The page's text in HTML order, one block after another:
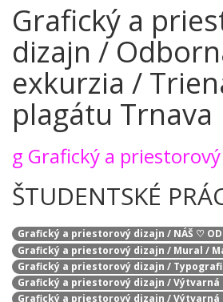
Grafický a
dizajn /
exkurzia /
plagátu Trnava
g Grafický a
ŠTUDENTSKÉ
Grafický a priestorový dizajn / NÁŠ ♡
Grafický a priestorový dizajn / Mural /
Grafický a priestorový dizajn /
Grafický a priestorový dizajn /
Grafický a priestorový dizajn /